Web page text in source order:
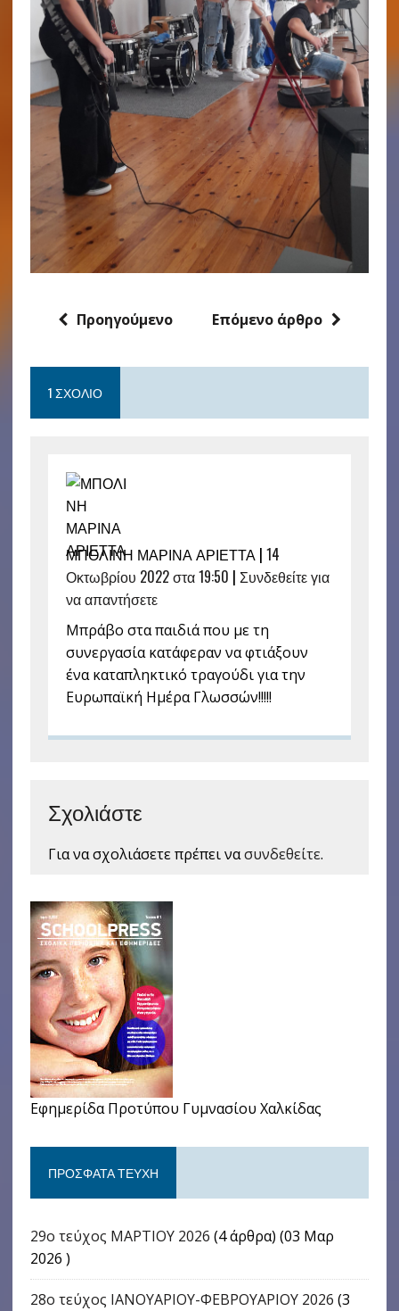
Προηγούμενο Επόμενο άρθρο
1 ΣΧΌΛΙΟ
ΜΠΟΛΙΝΗ ΜΑΡΙΝΑ ΑΡΙΕΤΤΑ | 14
Οκτωβρίου 2022 στα 19:50 | Συνδεθείτε για
να απαντήσετε
Μπράβο στα παιδιά που με τη
συνεργασία κατάφεραν να φτιάξουν
ένα καταπληκτικό τραγούδι για την
Ευρωπαϊκή Ημέρα Γλωσσών!!!!!
Σχολιάστε
Για να σχολιάσετε πρέπει νασυνδεθείτε.
Εφημερίδα Προτύπου Γυμνασίου Χαλκίδας
ΠΡΌΣΦΑΤΑ ΤΕΎΧΗ
29ο τεύχος ΜΑΡΤΙΟΥ 2026 (4 άρθρα) (03 Μαρ
2026 )
28ο τεύχος ΙΑΝΟΥΑΡΙΟΥ-ΦΕΒΡΟΥΑΡΙΟΥ 2026 (3